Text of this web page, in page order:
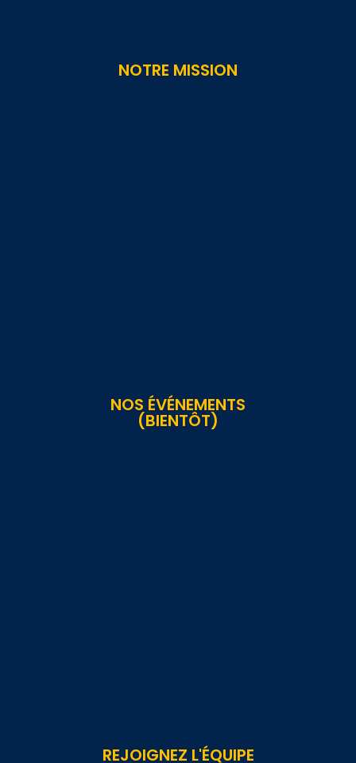
NOTRE MISSION
NOS ÉVÉNEMENTS
(BIENTÔT)
REJOIGNEZ L'ÉQUIPE